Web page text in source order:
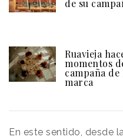
de su
Ruavieja
momentos
campaña
marca
En este sentido, desde